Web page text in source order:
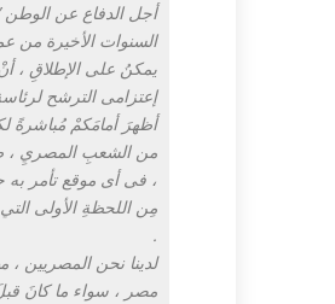
أجل الدفاع عن الوطن
السنوات الأخيرة من
يمكنُ على الإطلاقِ ،
إعتزامى الترشح
أظهرَ أمامَكمْ مُباشرةً
من الشعبِ المصريِ ،
، فى أى موقع تأمر
مِن اللحظةِ الأولى
.
لدينا نحن المصريين ،